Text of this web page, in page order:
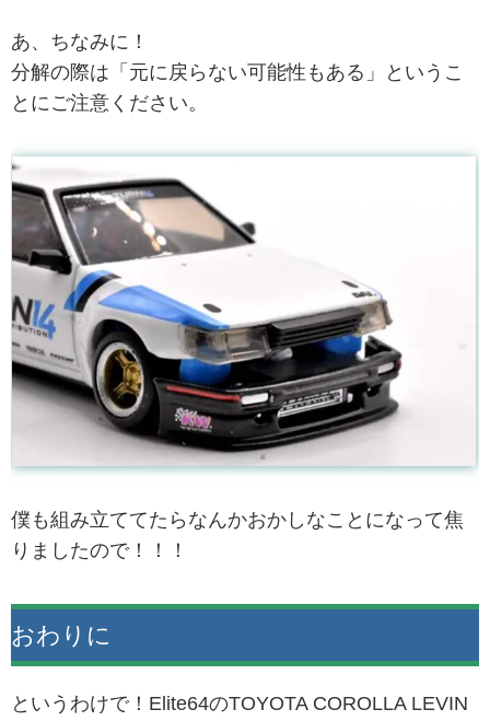
あ、ちなみに！
分解の際は「元に戻らない可能性もある」というこ
とにご注意ください。
僕も組み立ててたらなんかおかしなことになって焦
りましたので！！！
おわりに
というわけで！Elite64のTOYOTA COROLLA LEVIN